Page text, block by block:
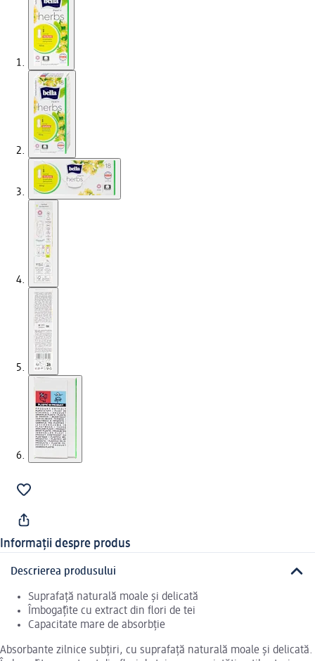
Informații despre produs
Descrierea produsului
Suprafaţă naturală moale şi delicată
Îmbogǎţite cu extract din flori de tei
Capacitate mare de absorbţie
Absorbante zilnice subţiri, cu suprafaţă naturală moale şi delicată.